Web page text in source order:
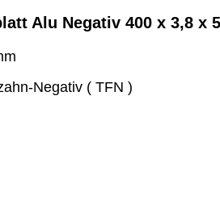
Alu Negativ 400 x 3,8 x
Negativ ( TFN )